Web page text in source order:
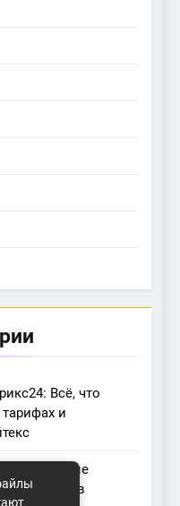
Всё, что
и
Основные
серверов в